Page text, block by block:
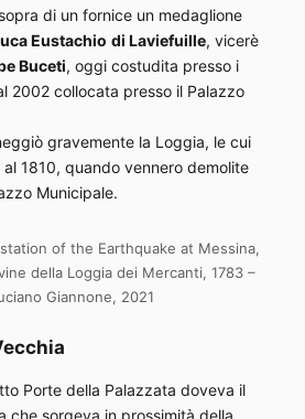
di un fornice un medaglione
Eustachio di Laviefuille, vicerè
Buceti, oggi costudita presso i
2002 collocata presso il Palazzo
gravemente la Loggia, le cui
1810, quando vennero demolite
Municipale.
of the Earthquake at Messina,
della Loggia dei Mercanti, 1783 –
Giannone, 2021
Porte della Palazzata doveva il
che sorgeva in prossimità della